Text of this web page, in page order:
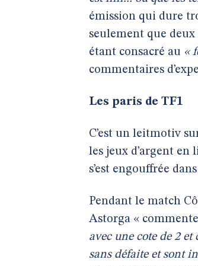
émission qui dure
seulement que
étant consacré au «
commentaires
Les paris de TF1
C’est un leitmotiv
les jeux d’argent en
s’est engouffrée
Pendant le match
Astorga «
avec une cote de 2 et
sans défaite et sont